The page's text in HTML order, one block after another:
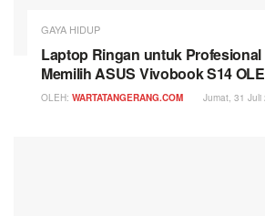
GAYA HIDUP
Laptop Ringan untuk
Memilih ASUS Vivobook S14
OLEH: WARTATANGERANG.COM Jumat, 31 Juli